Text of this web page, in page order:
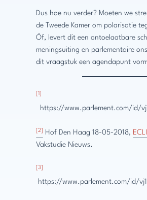
Dus hoe nu verder? Moeten we
de Tweede Kamer om polarisatie
Óf, levert dit een ontoelaatbare
meningsuiting en parlementaire
dit vraagstuk een agendapunt
[1]
https://www.parlement.com/id/
[2] Hof Den Haag 18-05-2018,
Vakstudie Nieuws.
[3]
https://www.parlement.com/id/